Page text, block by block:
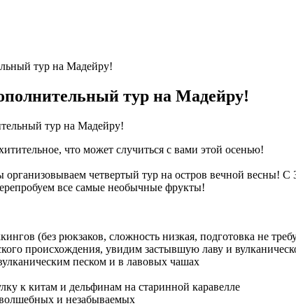
тур на Мадейру!
тур на Мадейру!
что может случиться с вами этой осенью!
организовываем четвертый тур на остров вечной весны!
все самые необычные фрукты!
(без рюкзаков, сложность низкая, подготовка не
происхождения, увидим застывшую лаву и
песком и в лавовых чашах
к китам и дельфинам на старинной каравелле
и незабываемых